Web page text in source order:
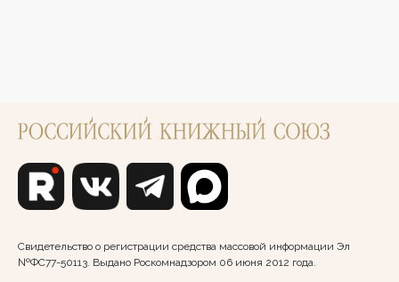
Свидетельство о регистрации средства массовой информации Эл
№ФС77-50113. Выдано Роскомнадзором 06 июня 2012 года.